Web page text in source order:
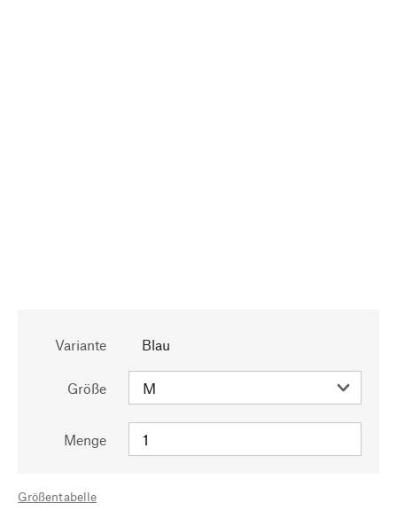
Variante Blau
Größe
Menge
Größentabelle